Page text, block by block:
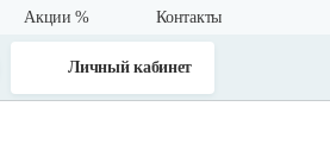
Акции % Контакты
Личный кабинет